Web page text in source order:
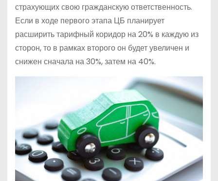
страхующих свою гражданскую ответственность.
Если в ходе первого этапа ЦБ планирует
расширить тарифный коридор на 20% в каждую из
сторон, то в рамках второго он будет увеличен и
снижен сначала на 30%, затем на 40%.